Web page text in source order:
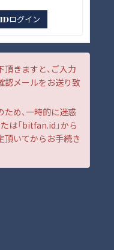
ログイン
きますと、ご入力
認メールをお送り致
め、一時的に迷惑
は「bitfan.id」から
頂いてからお手続き